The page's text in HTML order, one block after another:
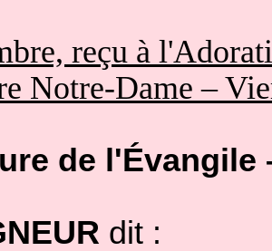
reçu à
Notre-Dame –
de l'Évangile
dit :